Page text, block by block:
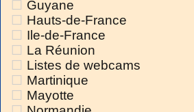
Guyane
Hauts-de-France
Ile-de-France
La Réunion
Listes de webcams
Martinique
Mayotte